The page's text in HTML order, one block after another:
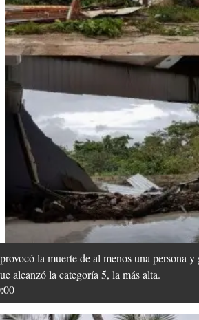
la muerte de al menos una persona
alcanzó la categoría 5, la más alta.